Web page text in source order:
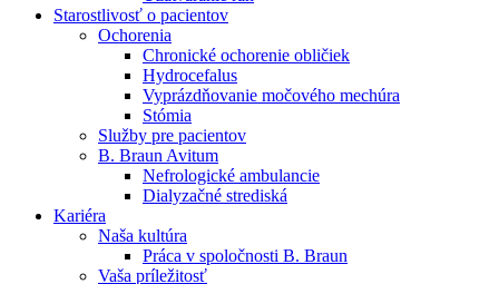
Starostlivosť o pacientov
Ochorenia
Chronické ochorenie obličiek
Hydrocefalus
Vyprázdňovanie močového mechúra
Stómia
Služby pre pacientov
B. Braun Avitum
Nefrologické ambulancie
Dialyzačné strediská
Kariéra
Naša kultúra
Práca v spoločnosti B. Braun
Vaša príležitosť